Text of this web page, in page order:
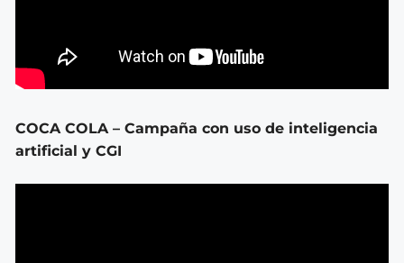
COCA COLA – Campaña con uso de inteligencia
artificial y CGI